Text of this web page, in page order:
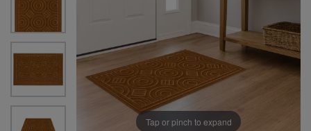
Tap or pinch to expand